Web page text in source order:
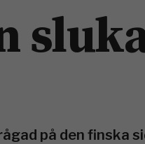
på den finska